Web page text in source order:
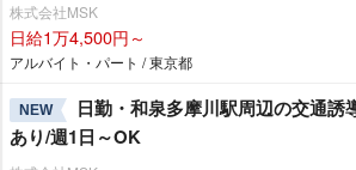
株式会社MSK
日給1万4,500円～
アルバイト・パート / 東京都
NEW
日勤・和泉多摩川駅周辺の交通誘
あり/週1日～OK